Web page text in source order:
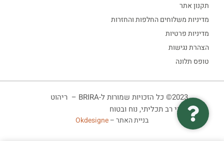
תקנון אתר
מדיניות משלוחים החלפות והחזרות
מדיניות פרטיות
הצהרת נגישות
טופס תלונה
2023© כל הזכויות שמורות ל-BRIRA – ריהוט
ביתי רב תכליתי, נוח ובטוח
בניית האתר –Okdesigne